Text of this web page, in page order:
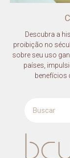
Descubra a
proibição no
sobre seu uso
países,
benefícios